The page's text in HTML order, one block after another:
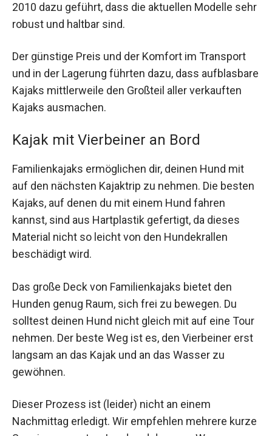
2010 dazu geführt, dass die aktuellen Modelle sehr
robust und haltbar sind.
Der günstige Preis und der Komfort im Transport
und in der Lagerung führten dazu, dass aufblasbare
Kajaks mittlerweile den Großteil aller verkauften
Kajaks ausmachen.
Kajak mit Vierbeiner an Bord
Familienkajaks ermöglichen dir, deinen Hund mit
auf den nächsten Kajaktrip zu nehmen. Die besten
Kajaks, auf denen du mit einem Hund fahren
kannst, sind aus Hartplastik gefertigt, da dieses
Material nicht so leicht von den Hundekrallen
beschädigt wird.
Das große Deck von Familienkajaks bietet den
Hunden genug Raum, sich frei zu bewegen. Du
solltest deinen Hund nicht gleich mit auf eine Tour
nehmen. Der beste Weg ist es, den Vierbeiner erst
langsam an das Kajak und an das Wasser zu
gewöhnen.
Dieser Prozess ist (leider) nicht an einem
Nachmittag erledigt. Wir empfehlen mehrere kurze